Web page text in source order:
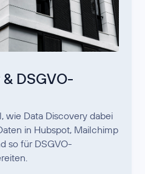
DSGVO-
wie Data Discovery dabei
in Hubspot, Mailchimp
so für DSGVO-